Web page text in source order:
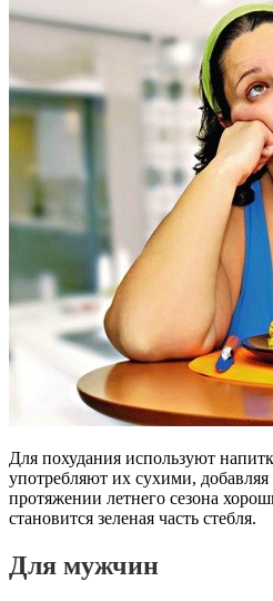
Для похудания используют
употребляют их сухими,
протяжении летнего сезона
становится зеленая часть стебля.
Для мужчин